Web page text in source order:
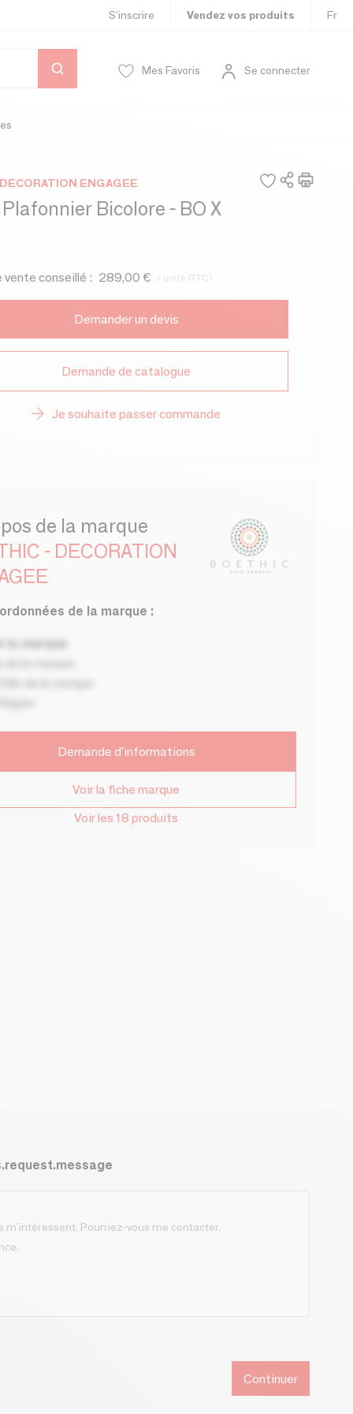
S’inscrire Vendez vos produits Fr
Mes Favoris Se connecter
ENGAGEE
Bicolore - BO X
vente conseillé : 289,00 € / unité (TTC)
Demander un devis
Demande de catalogue
Je souhaite passer commande
de la marque
- DECORATION
de la marque :
la marque
Demande d'informations
Voir la fiche marque
Voir les 18 produits
Continuer